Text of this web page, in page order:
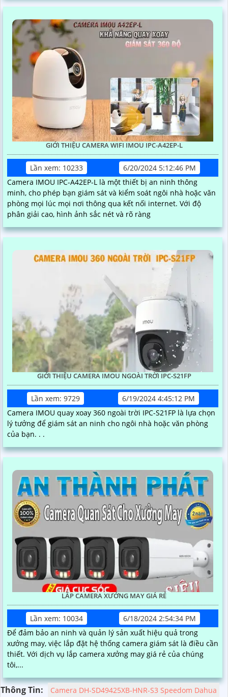
GIỚI THIỆU CAMERA WIFI IMOU IPC-A42EP-L
Lần xem: 10233
6/20/2024 5:12:46 PM
Camera IMOU IPC-A42EP-L là một thiết bị an ninh thông
minh, cho phép bạn giám sát và kiểm soát ngôi nhà hoặc văn
phòng mọi lúc mọi nơi thông qua kết nối internet. Với độ
phân giải cao, hình ảnh sắc nét và rõ ràng
GIỚI THIỆU CAMERA IMOU NGOÀI TRỜI IPC-S21FP
Lần xem: 9729
6/19/2024 4:45:12 PM
Camera IMOU quay xoay 360 ngoài trời IPC-S21FP là lựa chọn
lý tưởng để giám sát an ninh cho ngôi nhà hoặc văn phòng
của bạn. . .
LẮP CAMERA XƯỞNG MAY GIÁ RẺ
Lần xem: 10034
6/18/2024 2:54:34 PM
Để đảm bảo an ninh và quản lý sản xuất hiệu quả trong
xưởng may, việc lắp đặt hệ thống camera giám sát là điều cần
thiết. Với dịch vụ lắp camera xưởng may giá rẻ của chúng
tôi,...
Thông Tin: Camera DH-SD49425XB-HNR-S3 Speedom Dahua